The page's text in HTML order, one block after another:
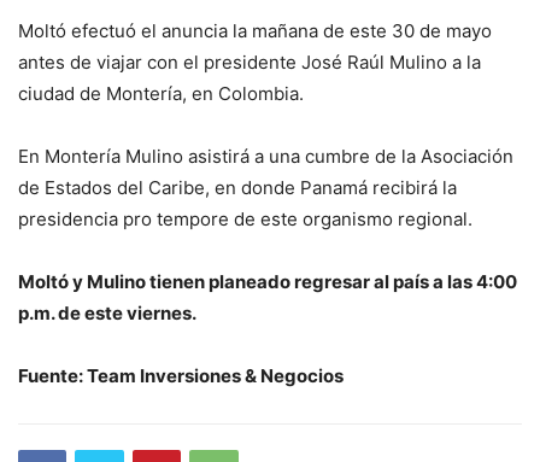
Moltó efectuó el anuncia la mañana de este 30 de mayo
antes de viajar con el presidente José Raúl Mulino a la
ciudad de Montería, en Colombia.
En Montería Mulino asistirá a una cumbre de la Asociación
de Estados del Caribe, en donde Panamá recibirá la
presidencia pro tempore de este organismo regional.
Moltó y Mulino tienen planeado regresar al país a las 4:00
p.m. de este viernes.
Fuente: Team Inversiones & Negocios